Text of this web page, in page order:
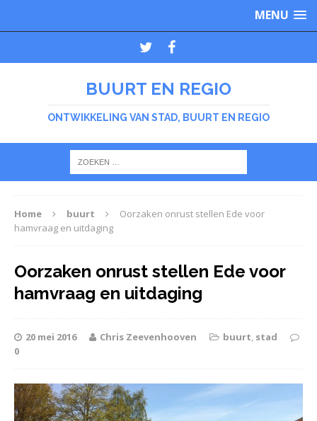
MENU
BUURT EN REGIO
ONTWIKKELING VAN STAD, BUURT EN REGIO
Home buurt
Oorzaken onrust stellen Ede voor
hamvraag en uitdaging
Oorzaken onrust stellen Ede voor
hamvraag en uitdaging
20 mei 2016 Chris Zeevenhooven buurt, stad
0